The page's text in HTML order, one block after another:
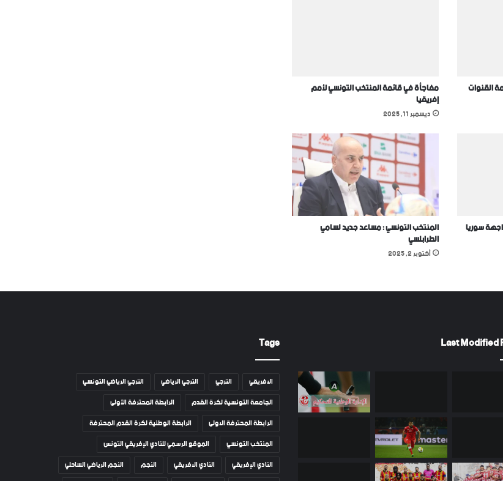
القنوات مفاجأة في قائمة المنتخب التونسي ﻷمم
إفريقيا
ديسمبر 11, 2025
سوريا المنتخب التونسي : مساعد جديد لسامي
الطرابلسي
أكتوبر 2, 2025
Last Modified
Tags
الافريقي الترجي الترجي الرياضي
الترجي الرياضي التونسي
الجامعة التونسية لكرة القدم
الرابطة المحترفة الأولى
الرابطة المحترفة الاولى
الرابطة الوطنية لكرة القدم المحترفة
المنتخب التونسي
الموقع الرسمي للنادي الإفريقي التونس
النادي الإفريقي
النادي الافريقي النجم
النجم الرياضي الساحلي